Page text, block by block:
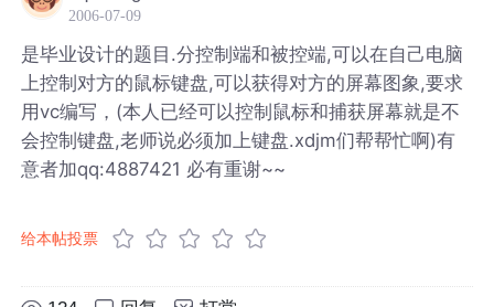
2006-07-09
是毕业设计的题目.分控制端和被控端,可以在自己电脑
上控制对方的鼠标键盘,可以获得对方的屏幕图象,要求
用vc编写，(本人已经可以控制鼠标和捕获屏幕就是不
会控制键盘,老师说必须加上键盘.xdjm们帮帮忙啊)有
意者加qq:4887421 必有重谢~~
给本帖投票